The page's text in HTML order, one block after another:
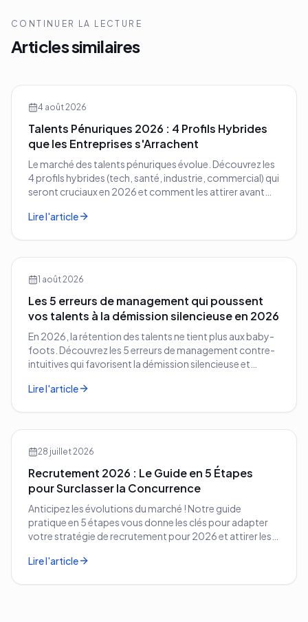
CONTINUER LA LECTURE
Articles similaires
4 août 2026
Talents Pénuriques 2026 : 4 Profils Hybrides
que les Entreprises s'Arrachent
Le marché des talents pénuriques évolue. Découvrez les
4 profils hybrides (tech, santé, industrie, commercial) qui
seront cruciaux en 2026 et comment les attirer avant
Lire l'article
1 août 2026
Les 5 erreurs de management qui poussent
vos talents à la démission silencieuse en 2026
En 2026, la rétention des talents ne tient plus aux baby-
foots. Découvrez les 5 erreurs de management contre-
intuitives qui favorisent la démission silencieuse et
Lire l'article
28 juillet 2026
Recrutement 2026 : Le Guide en 5 Étapes
pour Surclasser la Concurrence
Anticipez les évolutions du marché ! Notre guide
pratique en 5 étapes vous donne les clés pour adapter
votre stratégie de recrutement pour 2026 et attirer les
Lire l'article